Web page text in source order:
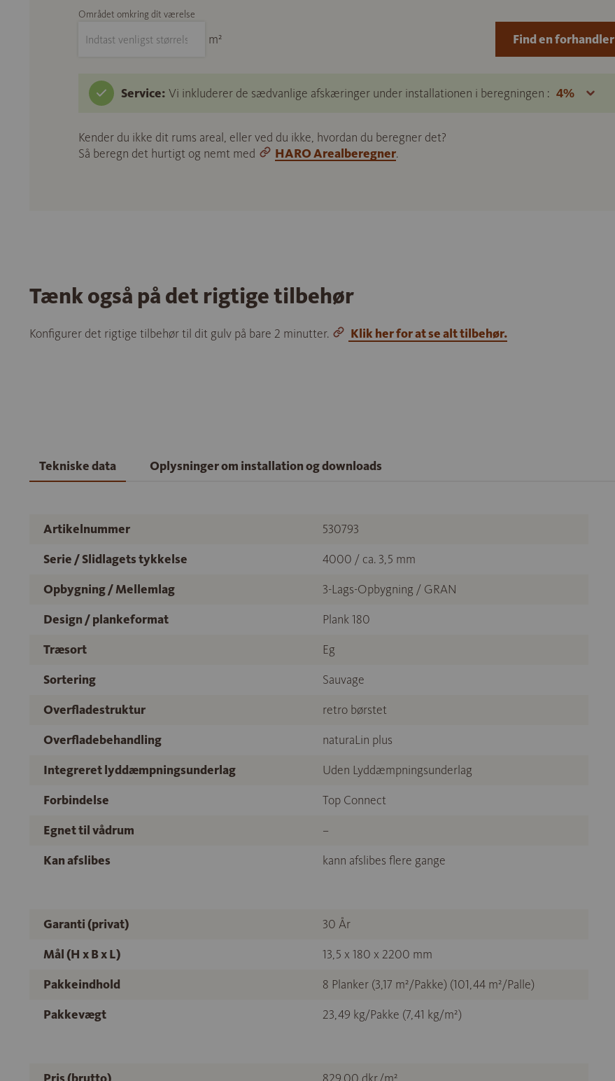
Området omkring dit værelse
m²
Service: Vi inkluderer de sædvanlige afskæringer under installationen i beregningen :
Kender du ikke dit rums areal, eller ved du ikke, hvordan du beregner det?
Så beregn det hurtigt og nemt med
HARO Arealberegner.
Find en forhandler
Tænk også på det rigtige tilbehør
Konfigurer det rigtige tilbehør til dit gulv på bare 2 minutter. Klik her for at se alt tilbehør.
Tekniske data Oplysninger om installation og downloads
Artikelnummer
530793
Serie / Slidlagets tykkelse
4000 / ca. 3,5 mm
Opbygning / Mellemlag
3-Lags-Opbygning / GRAN
Design / plankeformat
Plank 180
Træsort
Eg
Sortering
Sauvage
Overfladestruktur
retro børstet
Overfladebehandling
naturaLin plus
Integreret lyddæmpningsunderlag
Uden Lyddæmpningsunderlag
Forbindelse
Top Connect
Egnet til vådrum
–
Kan afslibes
kann afslibes flere gange
Garanti (privat)
30 År
Mål (H x B x L)
13,5 x 180 x 2200 mm
Pakkeindhold
8 Planker (3,17 m²/Pakke) (101,44 m²/Palle)
Pakkevægt
23,49 kg/Pakke (7,41 kg/m²)